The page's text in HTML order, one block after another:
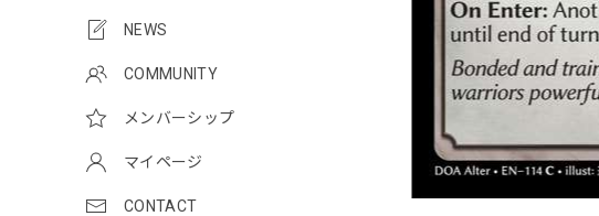
NEWS
COMMUNITY
メンバーシップ
マイページ
CONTACT